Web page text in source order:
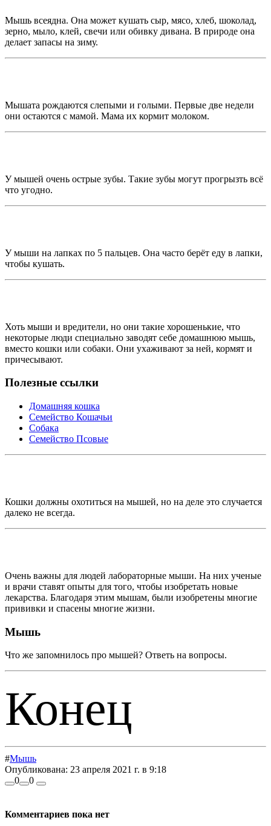
Мышь всеядна. Она может кушать сыр, мясо, хлеб, шоколад,
зерно, мыло, клей, свечи или обивку дивана. В природе она
делает запасы на зиму.
Мышата рождаются слепыми и голыми. Первые две недели
они остаются с мамой. Мама их кормит молоком.
У мышей очень острые зубы. Такие зубы могут прогрызть всё
что угодно.
У мыши на лапках по 5 пальцев. Она часто берёт еду в лапки,
чтобы кушать.
Хоть мыши и вредители, но они такие хорошенькие, что
некоторые люди специально заводят себе домашнюю мышь,
вместо кошки или собаки. Они ухаживают за ней, кормят и
причесывают.
Полезные ссылки
Домашняя кошка
Семейство Кошачьи
Собака
Семейство Псовые
Кошки должны охотиться на мышей, но на деле это случается
далеко не всегда.
Очень важны для людей лабораторные мыши. На них ученые
и врачи ставят опыты для того, чтобы изобретать новые
лекарства. Благодаря этим мышам, были изобретены многие
прививки и спасены многие жизни.
Мышь
Что же запомнилось про мышей? Ответь на вопросы.
Конец
#Мышь
Опубликована: 23 апреля 2021 г. в 9:18
0
0
Комментариев пока нет